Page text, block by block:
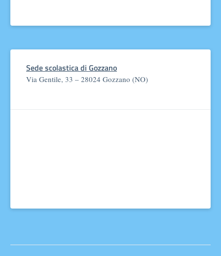
Sede scolastica di Gozzano
Via Gentile, 33 – 28024 Gozzano (NO)